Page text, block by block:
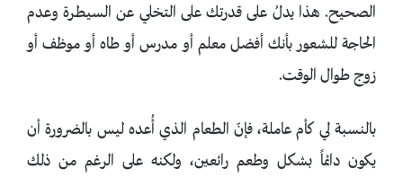
الصحيح. هذا يدلُ على قدرتك على التخلي عن السيطرة وعدم
الحاجة للشعور بأنك أفضل معلم أو مدرس أو طاه أو موظف أو
زوج طوال الوقت.
بالنسبة لي كأم عاملة، فإنّ الطعام الذي أُعده ليس بالضرورة أن
يكون دائماً بشكل وطعم رائعين، ولكنه على الرغم من ذلك